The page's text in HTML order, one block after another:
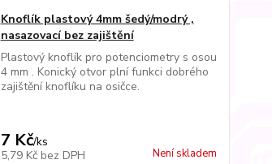
Knoflík plastový 4mm šedý/modrý ,
nasazovací bez zajištění
Plastový knoflík pro potenciometry s osou
4 mm . Konický otvor plní funkci dobrého
zajištění knoflíku na osičce.
7 Kč/ks
5,79 Kč bez DPH Není skladem